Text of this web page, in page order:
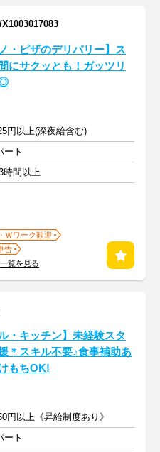
・ピザのデリバリー】ス
にサクッとも！ガッツリ
◎
円以上(深夜給含む)
ート
時間以上
Ｗワーク歓迎
告
覧を見る
・キッチン】未経験スタ
＊スキル不要♪食事補助あ
もちOK!
円以上《昇給制度あり》
ート